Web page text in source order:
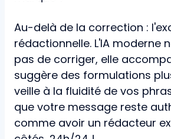
Au-delà de la correction :
rédactionnelle. L'IA moderne
pas de corriger, elle
suggère des formulations
veille à la fluidité de vos
que votre message reste
comme avoir un rédacteur